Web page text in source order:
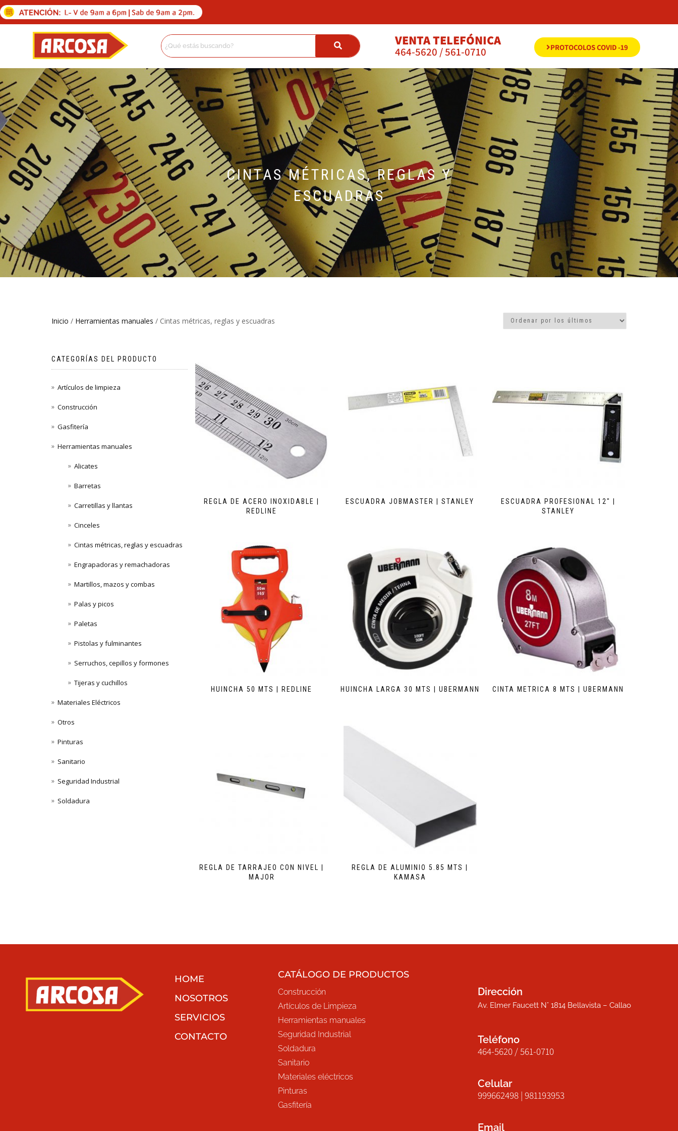
VENTA TELEFÓNICA
464-5620 / 561-0710 PROTOCOLOS COVID -19
CINTAS MÉTRICAS, REGLAS Y
ESCUADRAS
Inicio / Herramientas manuales / Cintas métricas, reglas y escuadras
REGLA DE ACERO INOXIDABLE |
REDLINE
ESCUADRA JOBMASTER | STANLEY
ESCUADRA PROFESIONAL 12″ |
STANLEY
HUINCHA 50 MTS | REDLINE HUINCHA LARGA 30 MTS | UBERMANN CINTA METRICA 8 MTS | UBERMANN
REGLA DE TARRAJEO CON NIVEL |
MAJOR
REGLA DE ALUMINIO 5.85 MTS |
KAMASA
CATEGORÍAS DEL PRODUCTO
Artículos de limpieza
Construcción
Gasfitería
Herramientas manuales
Alicates
Barretas
Carretillas y llantas
Cinceles
Cintas métricas, reglas y escuadras
Engrapadoras y remachadoras
Martillos, mazos y combas
Palas y picos
Paletas
Pistolas y fulminantes
Serruchos, cepillos y formones
Tijeras y cuchillos
Materiales Eléctricos
Otros
Pinturas
Sanitario
Seguridad Industrial
Soldadura
HOME
NOSOTROS
SERVICIOS
CONTACTO
CATÁLOGO DE PRODUCTOS
Construcción
Artículos de Limpieza
Herramientas manuales
Seguridad Industrial
Soldadura
Sanitario
Materiales eléctricos
Pinturas
Gasfitería
Dirección
Av. Elmer Faucett N° 1814 Bellavista – Callao
Teléfono
464-5620 / 561-0710
Celular
999662498 | 981193953
Email